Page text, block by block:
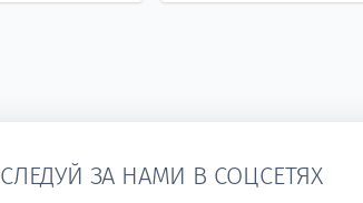
СЛЕДУЙ ЗА НАМИ В СОЦСЕТЯХ